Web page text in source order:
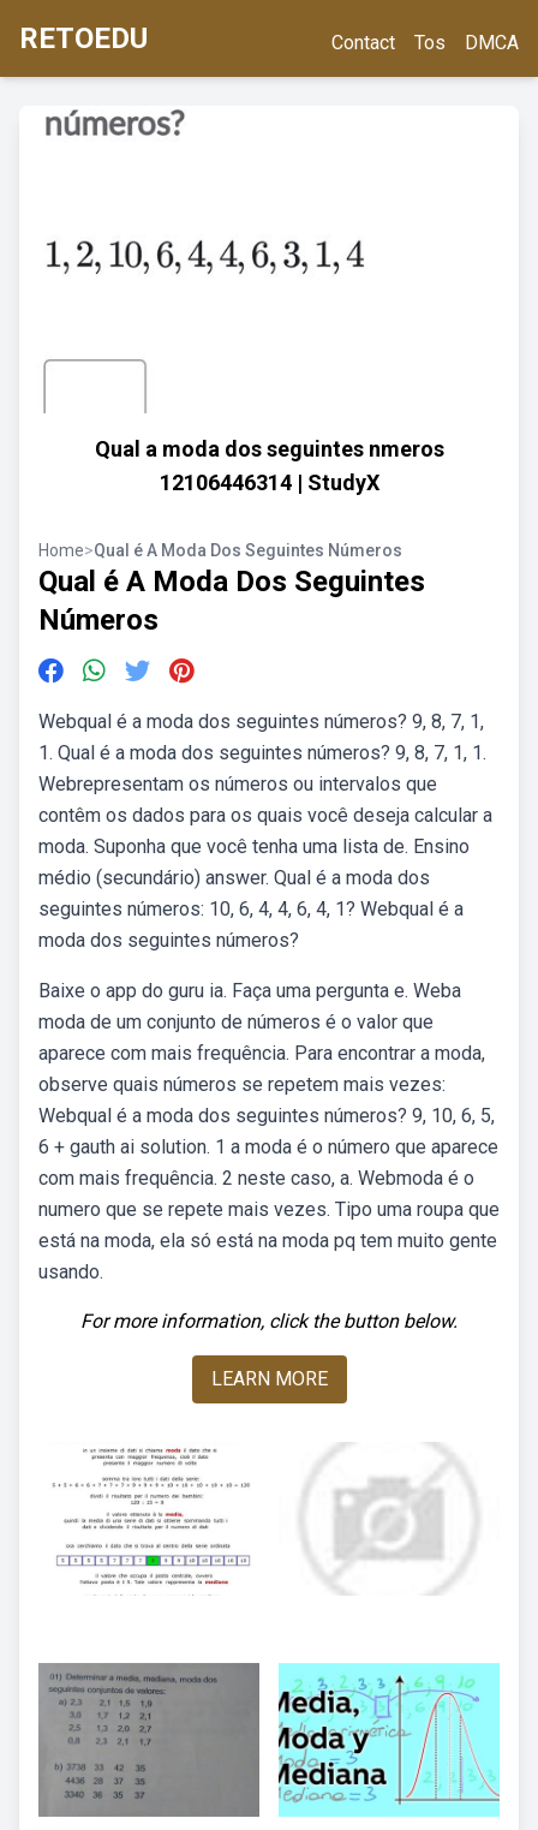
RETOEDU Contact Tos DMCA
Qual a moda dos seguintes nmeros
12106446314 | StudyX
Home>Qual é A Moda Dos Seguintes Números
Qual é A Moda Dos Seguintes
Números
Webqual é a moda dos seguintes números? 9, 8, 7, 1,
1. Qual é a moda dos seguintes números? 9, 8, 7, 1, 1.
Webrepresentam os números ou intervalos que
contêm os dados para os quais você deseja calcular a
moda. Suponha que você tenha uma lista de. Ensino
médio (secundário) answer. Qual é a moda dos
seguintes números: 10, 6, 4, 4, 6, 4, 1? Webqual é a
moda dos seguintes números?
Baixe o app do guru ia. Faça uma pergunta e. Weba
moda de um conjunto de números é o valor que
aparece com mais frequência. Para encontrar a moda,
observe quais números se repetem mais vezes:
Webqual é a moda dos seguintes números? 9, 10, 6, 5,
6 + gauth ai solution. 1 a moda é o número que aparece
com mais frequência. 2 neste caso, a. Webmoda é o
numero que se repete mais vezes. Tipo uma roupa que
está na moda, ela só está na moda pq tem muito gente
usando.
For more information, click the button below.
LEARN MORE